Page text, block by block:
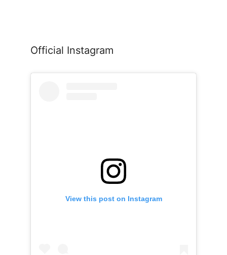
Official Instagram
View this post on Instagram